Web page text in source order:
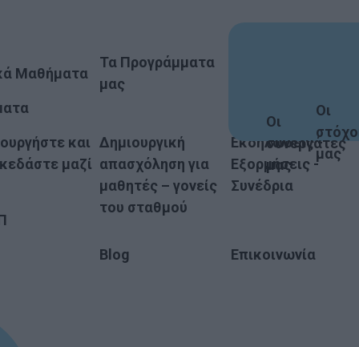
Οι
μας
Οι
συνεργάτες
μας
Τα Προγράμματα
μας
Μαθήματα
Εκδηλώσεις -
Εξορμήσεις -
Συνέδρια
Δημιουργική
απασχόληση για
μαθητές – γονείς
του σταθμού
και
μαζί
Επικοινωνία
Blog